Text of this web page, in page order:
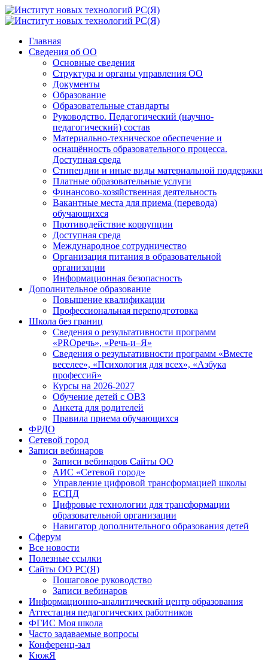
Главная
Сведения об ОО
Основные сведения
Структура и органы управления ОО
Документы
Образование
Образовательные стандарты
Руководство. Педагогический (научно-
педагогический) состав
Материально-техническое обеспечение и
оснащённость образовательного процесса.
Доступная среда
Стипендии и иные виды материальной поддержки
Платные образовательные услуги
Финансово-хозяйственная деятельность
Вакантные места для приема (перевода)
обучающихся
Противодействие коррупции
Доступная среда
Международное сотрудничество
Организация питания в образовательной
организации
Информационная безопасность
Дополнительное образование
Повышение квалификации
Профессиональная переподготовка
Школа без границ
Сведения о результативности программ
«PROречь», «Речь-и–Я»
Сведения о результативности программ «Вместе
веселее», «Психология для всех», «Азбука
профессий»
Курсы на 2026-2027
Обучение детей с ОВЗ
Анкета для родителей
Правила приема обучающихся
ФРДО
Сетевой город
Записи вебинаров
Записи вебинаров Сайты ОО
АИС «Сетевой город»
Управление цифровой трансформацией школы
ЕСПД
Цифровые технологии для трансформации
образовательной организации
Навигатор дополнительного образования детей
Сферум
Все новости
Полезные ссылки
Сайты ОО РС(Я)
Пошаговое руководство
Записи вебинаров
Информационно-аналитический центр образования
Аттестация педагогических работников
ФГИС Моя школа
Часто задаваемые вопросы
Конференц-зал
КюжЯ